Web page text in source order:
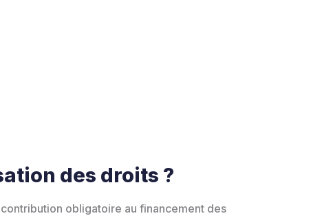
des droits ?
obligatoire au financement des